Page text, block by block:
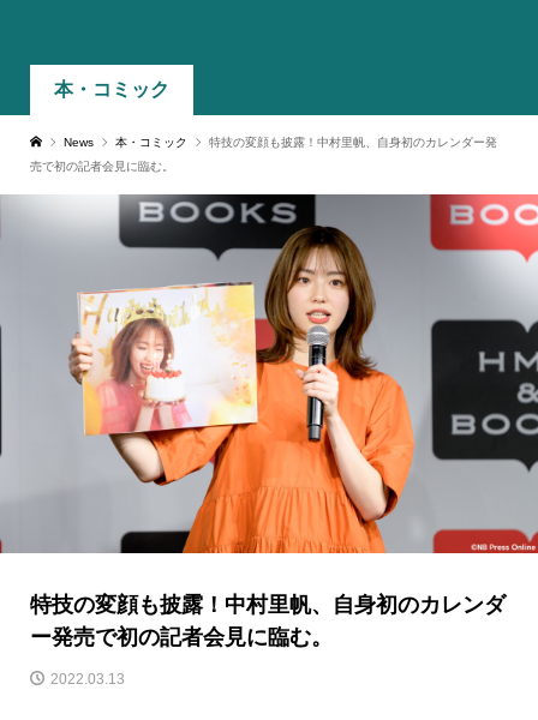
本・コミック
News 本・コミック
特技の変顔も披露！中村里帆、自身初のカレンダー発
売で初の記者会見に臨む。
特技の変顔も披露！中村里帆、自身初のカレンダ
ー発売で初の記者会見に臨む。
2022.03.13